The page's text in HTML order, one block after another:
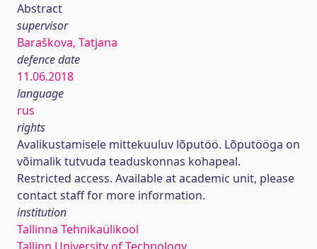
Abstract
supervisor
Baraškova, Tatjana
defence date
11.06.2018
language
rus
rights
Avalikustamisele mittekuuluv lõputöö. Lõputööga on
võimalik tutvuda teaduskonnas kohapeal.
Restricted access. Available at academic unit, please
contact staff for more information.
institution
Tallinna Tehnikaülikool